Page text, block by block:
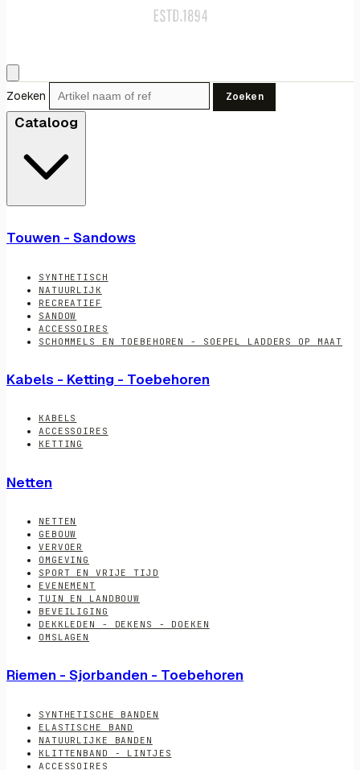
Zoeken Zoeken
Cataloog
Touwen - Sandows
SYNTHETISCH
NATUURLIJK
RECREATIEF
SANDOW
ACCESSOIRES
SCHOMMELS EN TOEBEHOREN - SOEPEL LADDERS OP MAAT
Kabels - Ketting - Toebehoren
KABELS
ACCESSOIRES
KETTING
Netten
NETTEN
GEBOUW
VERVOER
OMGEVING
SPORT EN VRIJE TIJD
EVENEMENT
TUIN EN LANDBOUW
BEVEILIGING
DEKKLEDEN - DEKENS - DOEKEN
OMSLAGEN
Riemen - Sjorbanden - Toebehoren
SYNTHETISCHE BANDEN
ELASTISCHE BAND
NATUURLIJKE BANDEN
KLITTENBAND - LINTJES
ACCESSOIRES